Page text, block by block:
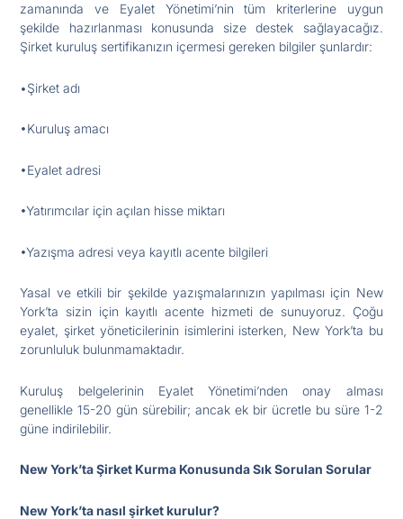
zamanında ve Eyalet Yönetimi’nin tüm kriterlerine uygun
şekilde hazırlanması konusunda size destek sağlayacağız.
Şirket kuruluş sertifikanızın içermesi gereken bilgiler şunlardır:
•Şirket adı
•Kuruluş amacı
•Eyalet adresi
•Yatırımcılar için açılan hisse miktarı
•Yazışma adresi veya kayıtlı acente bilgileri
Yasal ve etkili bir şekilde yazışmalarınızın yapılması için New
York’ta sizin için kayıtlı acente hizmeti de sunuyoruz. Çoğu
eyalet, şirket yöneticilerinin isimlerini isterken, New York’ta bu
zorunluluk bulunmamaktadır.
Kuruluş belgelerinin Eyalet Yönetimi’nden onay alması
genellikle 15-20 gün sürebilir; ancak ek bir ücretle bu süre 1-2
güne indirilebilir.
New York’ta Şirket Kurma Konusunda Sık Sorulan Sorular
New York’ta nasıl şirket kurulur?